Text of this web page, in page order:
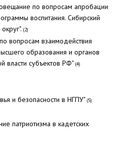
по вопросам апробации
воспитания. Сибирский
(2)
вопросам взаимодействия
образования и органов
власти субъектов РФ" (4)
и безопасности в НГПУ" (5)
патриотизма в кадетских